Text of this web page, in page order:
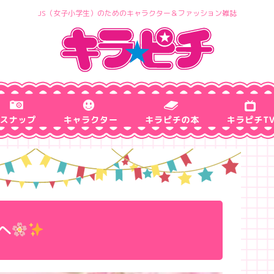
JS（女子小学生）のためのキャラクター＆ファッション雑誌